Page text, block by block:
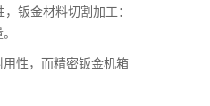
钣金材料切割加工：
性，而精密钣金机箱